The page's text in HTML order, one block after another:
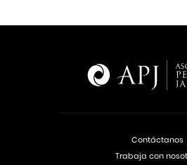
Contáctanos
Trabaja con